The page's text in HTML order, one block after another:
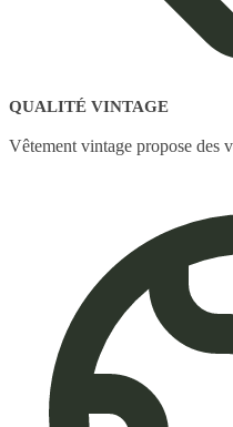
QUALITÉ VINTAGE
Vêtement vintage propose des